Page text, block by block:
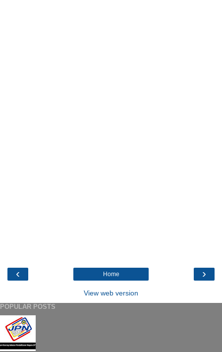
‹ ›
Home
View web version
POPULAR POSTS